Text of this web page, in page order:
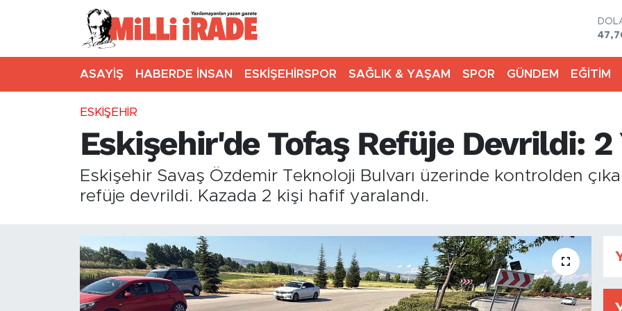
ASAYİŞ HABERDE İNSAN ESKİŞEHİRSPOR SAĞLIK & YAŞAM SPOR GÜNDEM EĞİTİM
ESKİŞEHİR
Eskişehir'de Tofaş Refüje Devrildi: 2
Eskişehir Savaş Özdemir Teknoloji Bulvarı üzerinde kontrolden
refüje devrildi. Kazada 2 kişi hafif yaralandı.